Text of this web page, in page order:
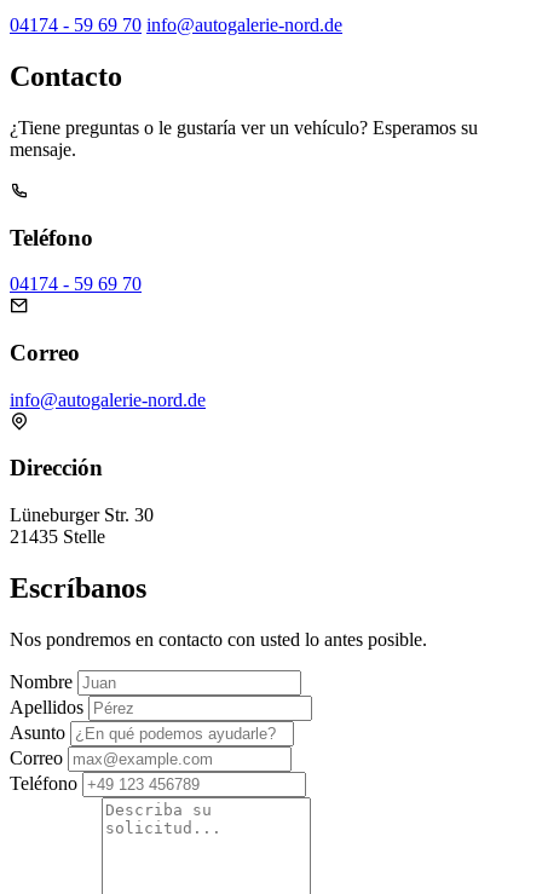
04174 - 59 69 70 info@autogalerie-nord.de
Contacto
¿Tiene preguntas o le gustaría ver un vehículo? Esperamos su
mensaje.
Teléfono
04174 - 59 69 70
Correo
info@autogalerie-nord.de
Dirección
Lüneburger Str. 30
21435 Stelle
Escríbanos
Nos pondremos en contacto con usted lo antes posible.
Nombre
Apellidos
Asunto
Correo
Teléfono